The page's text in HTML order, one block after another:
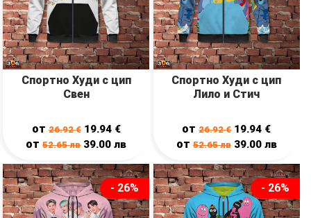
Спортно Худи с цип
Свен
от26.92€ 19.94 €
от52.65лв 39.00лв
Спортно Худи с цип
Лило и Стич
от26.92€ 19.94 €
от 52.65лв 39.00 лв
- 26% - 26%